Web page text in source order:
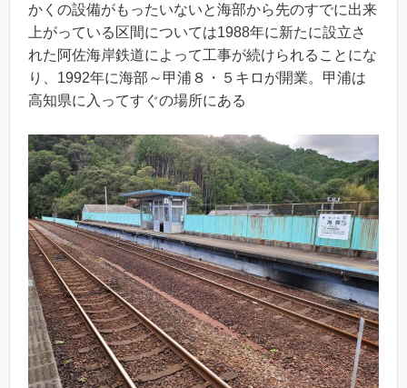
かくの設備がもったいないと海部から先のすでに出来
上がっている区間については1988年に新たに設立さ
れた阿佐海岸鉄道によって工事が続けられることにな
り、1992年に海部～甲浦８・５キロが開業。甲浦は
高知県に入ってすぐの場所にある